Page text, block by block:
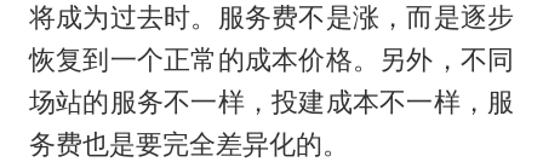
将成为过去时。服务费不是涨，而是逐步
恢复到一个正常的成本价格。另外，不同
场站的服务不一样，投建成本不一样，服
务费也是要完全差异化的。